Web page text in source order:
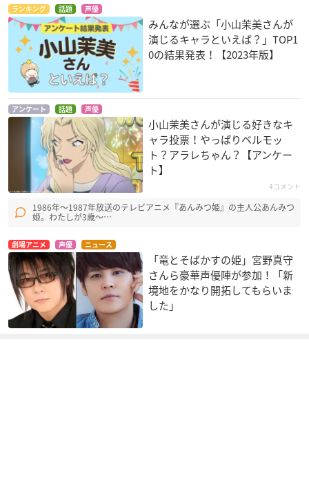
美夜子
ランキング 話題 声優
みんなが選ぶ「小山茉美さんが
演じるキャラといえば？」TOP1
0の結果発表！【2023年版】
アンケート 話題 声優
小山茉美さんが演じる好きなキ
ャラ投票！やっぱりベルモッ
ト？アラレちゃん？【アンケー
ト】
4コメント
1986年～1987年放送のテレビアニメ『あんみつ姫』の主人公あんみつ
姫。わたしが3歳～…
劇場アニメ 声優 ニュース
「竜とそばかすの姫」宮野真守
さんら豪華声優陣が参加！「新
境地をかなり開拓してもらいま
した」